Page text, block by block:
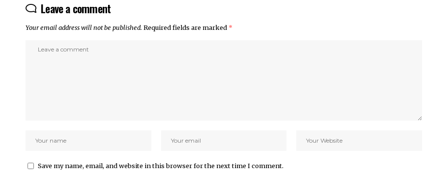
Leave a comment
Your email address will not be published. Required fields are marked *
Save my name, email, and website in this browser for the next time I comment.